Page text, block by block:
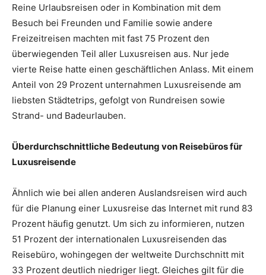
Reine Urlaubsreisen oder in Kombination mit dem
Besuch bei Freunden und Familie sowie andere
Freizeitreisen machten mit fast 75 Prozent den
überwiegenden Teil aller Luxusreisen aus. Nur jede
vierte Reise hatte einen geschäftlichen Anlass. Mit einem
Anteil von 29 Prozent unternahmen Luxusreisende am
liebsten Städtetrips, gefolgt von Rundreisen sowie
Strand- und Badeurlauben.
Überdurchschnittliche Bedeutung von Reisebüros für
Luxusreisende
Ähnlich wie bei allen anderen Auslandsreisen wird auch
für die Planung einer Luxusreise das Internet mit rund 83
Prozent häufig genutzt. Um sich zu informieren, nutzen
51 Prozent der internationalen Luxusreisenden das
Reisebüro, wohingegen der weltweite Durchschnitt mit
33 Prozent deutlich niedriger liegt. Gleiches gilt für die